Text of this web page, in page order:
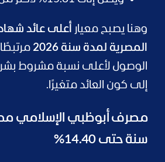
وهنا يصبح معيار
أعلى عائد
المصرية لمدة سنة 2026
الوصول لأعلى نسبة مشروط
إلى كون العائد متغيرًا.
مصرف أبوظبي الإسلامي
سنة حتى 14.40%